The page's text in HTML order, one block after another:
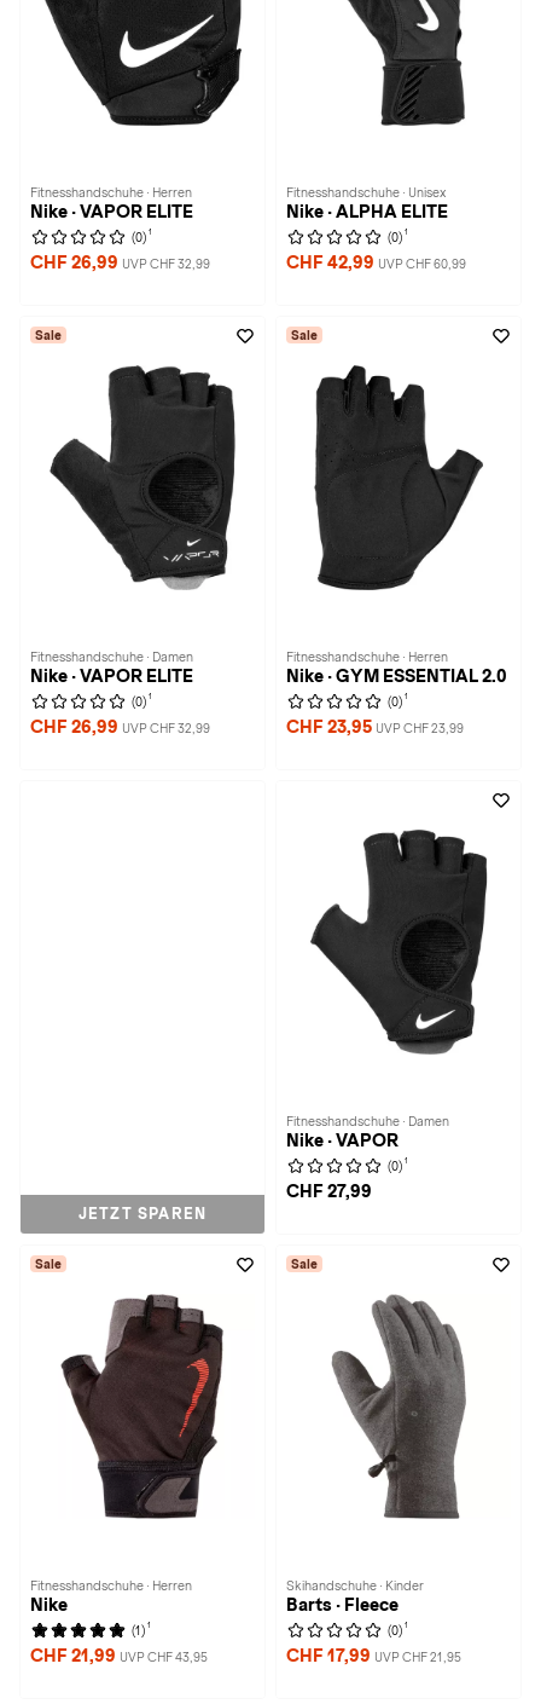
Fitnesshandschuhe · Herren
Nike · VAPOR ELITE
(0) 1
CHF 26,99 UVP CHF 32,99
Fitnesshandschuhe · Unisex
Nike · ALPHA ELITE
(0) 1
CHF 42,99 UVP CHF 60,99
Sale
Fitnesshandschuhe · Damen
Nike · VAPOR ELITE
(0) 1
CHF 26,99 UVP CHF 32,99
Sale
Fitnesshandschuhe · Herren
Nike · GYM ESSENTIAL 2.0
(0) 1
CHF 23,95 UVP CHF 23,99
JETZT SPAREN
Fitnesshandschuhe · Damen
Nike · VAPOR
(0) 1
CHF 27,99
Sale
Fitnesshandschuhe · Herren
Nike
(1) 1
CHF 21,99 UVP CHF 43,95
Sale
Skihandschuhe · Kinder
Barts · Fleece
(0) 1
CHF 17,99 UVP CHF 21,95